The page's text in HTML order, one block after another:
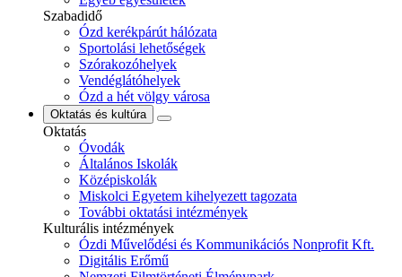
Szabadidő
Ózd kerékpárút hálózata
Sportolási lehetőségek
Szórakozóhelyek
Vendéglátóhelyek
Ózd a hét völgy városa
Oktatás és kultúra
Oktatás
Óvodák
Általános Iskolák
Középiskolák
Miskolci Egyetem kihelyezett tagozata
További oktatási intézmények
Kulturális intézmények
Ózdi Művelődési és Kommunikációs Nonprofit Kft.
Digitális Erőmű